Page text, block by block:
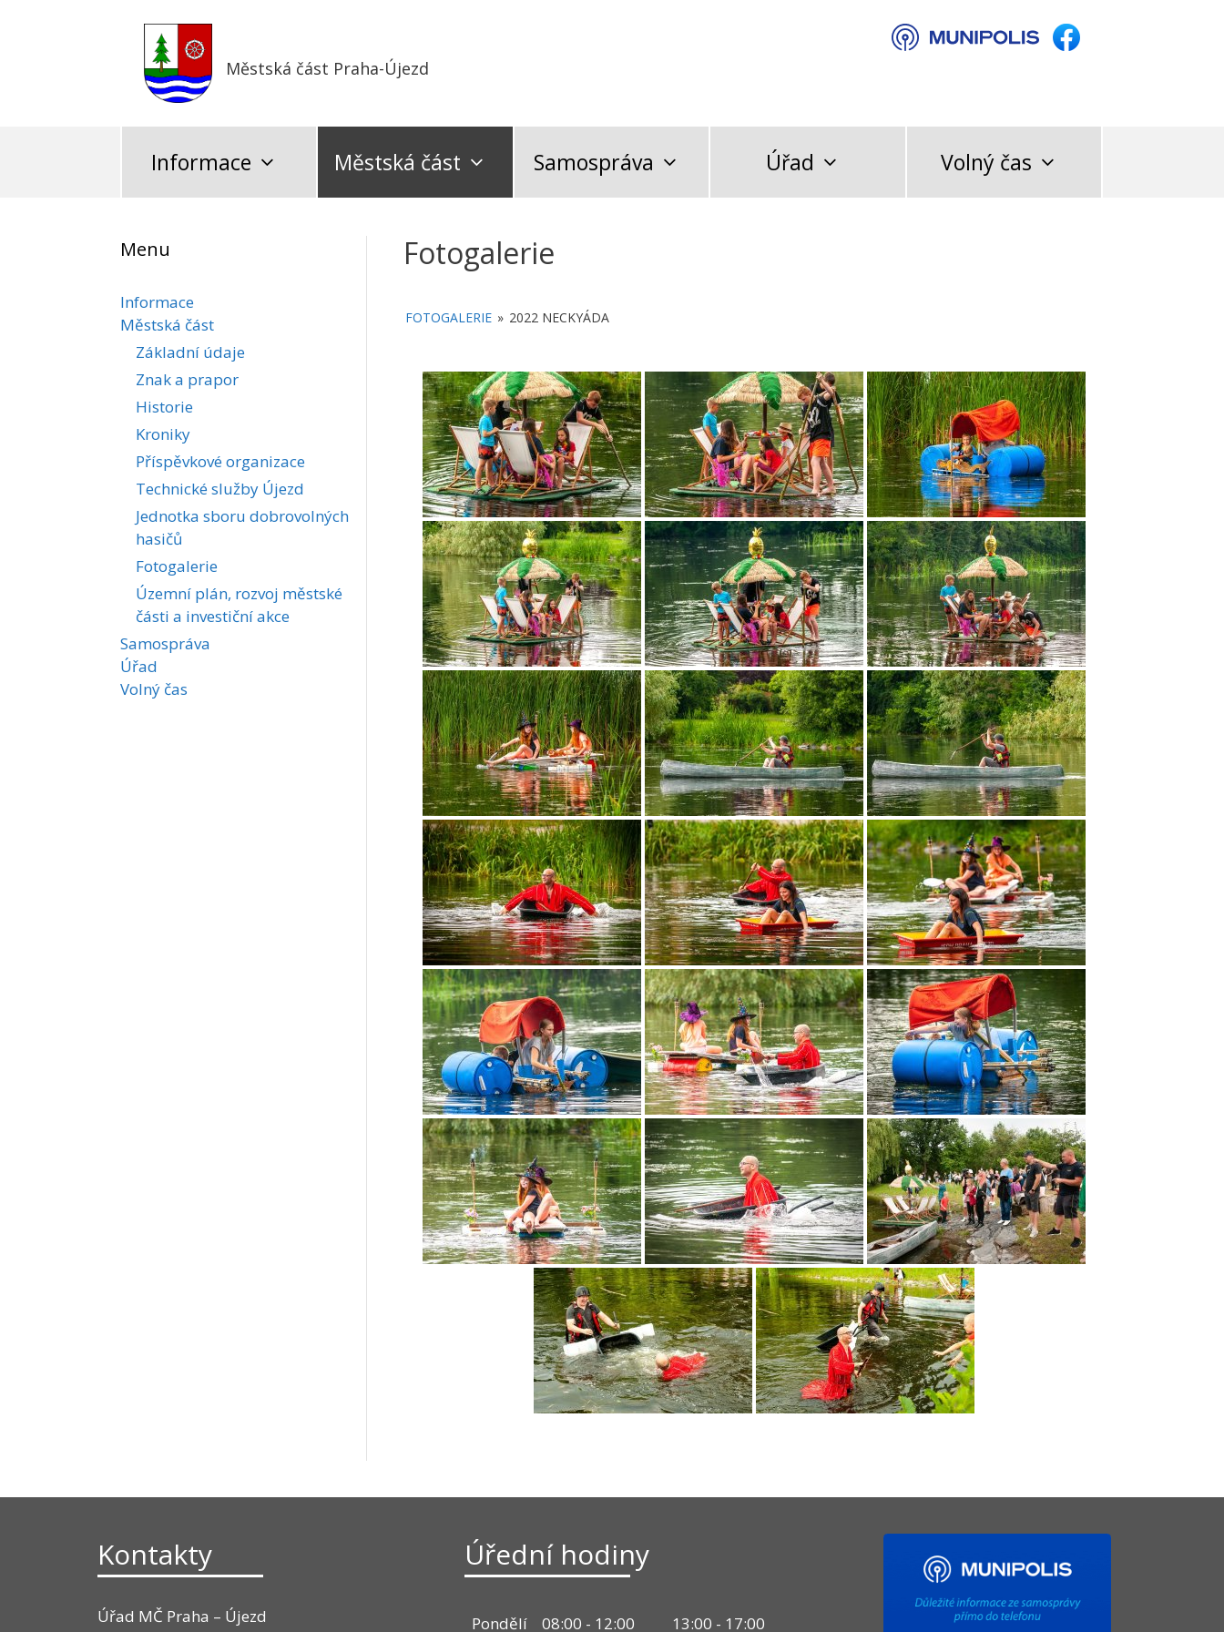
Městská část Praha-Újezd
Informace Městská část Samospráva Úřad Volný čas
Fotogalerie
FOTOGALERIE » 2022 NECKYÁDA
Menu
Informace
Městská část
Základní údaje
Znak a prapor
Historie
Kroniky
Příspěvkové organizace
Technické služby Újezd
Jednotka sboru dobrovolných
hasičů
Fotogalerie
Územní plán, rozvoj městské
části a investiční akce
Samospráva
Úřad
Volný čas
Kontakty
Úřad MČ Praha – Újezd
Úřední hodiny
Pondělí 08:00 - 12:00 13:00 - 17:00